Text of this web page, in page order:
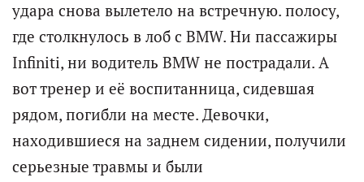
удара снова вылетело на встречную. полосу,
где столкнулось в лоб с BMW. Ни пассажиры
Infiniti, ни водитель BMW не пострадали. А
вот тренер и её воспитанница, сидевшая
рядом, погибли на месте. Девочки,
находившиеся на заднем сидении, получили
серьезные травмы и были